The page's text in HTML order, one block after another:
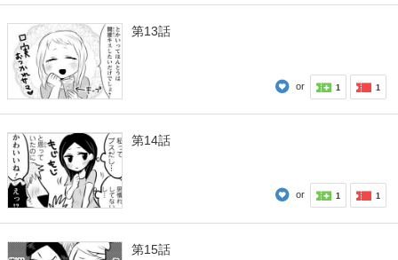
第13話
or 1 1
第14話
or 1 1
第15話